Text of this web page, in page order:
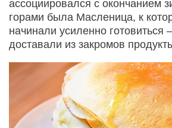
ассоциировался с окончанием
горами была Масленица, к
начинали усиленно готовиться
доставали из закромов